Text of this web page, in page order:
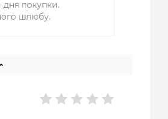
дня покупки.
шлюбу.